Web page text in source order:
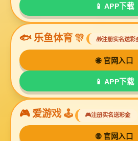
20250301公告
作者： 时间：2025-04-02 浏览次数：423